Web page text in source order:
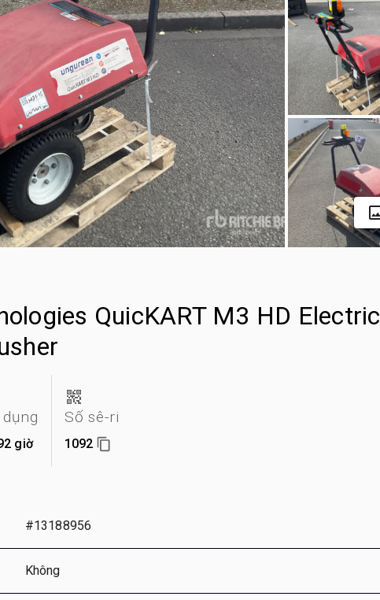
QuicKART M3 HD Electric
giờ
Số sê-ri
1092
#13188956
Không